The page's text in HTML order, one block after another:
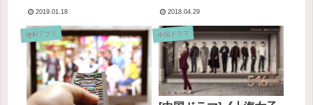
VIP会員を申込みました！今ま
ではなんでも無料に見られて
いた中国の動画アプリ。最近
はそれぞれの動画アプリがオ
リジナルのドラマを作り出...
2019.01.18
れど（私こんな派手な恋愛し
てきてなーい！）、それでも
なかなかいいセリフがたくさ
んありました。その中でも個
人的に響いた（、またはぐ
さ...
2018.04.29
便利アプリ 中国ドラマ